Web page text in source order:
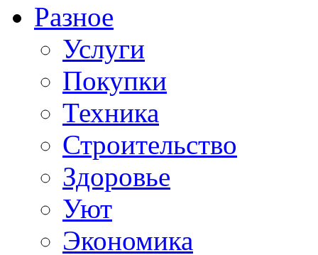
Разное
Услуги
Покупки
Техника
Строительство
Здоровье
Уют
Экономика